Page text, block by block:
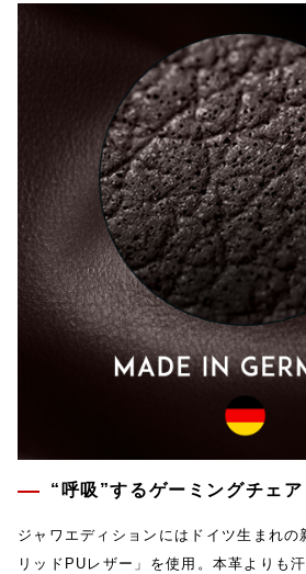
“呼吸”するゲーミングチェア
ジャワエディションにはドイツ生まれの
リッドPUレザー」を使用。本革よりも